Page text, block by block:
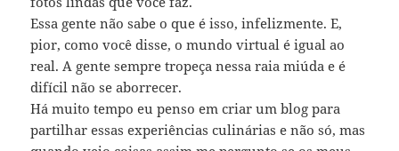
Essa gente não sabe o que é isso, infelizmente. E,
pior, como você disse, o mundo virtual é igual ao
real. A gente sempre tropeça nessa raia miúda e é
difícil não se aborrecer.
Há muito tempo eu penso em criar um blog para
partilhar essas experiências culinárias e não só, mas